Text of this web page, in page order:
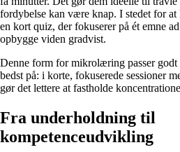
fordybelse kan være knap. I stedet for at
en kort quiz, der fokuserer på ét emne
opbygge viden gradvist.
Denne form for mikrolæring passer
bedst på: i korte, fokuserede sessioner
gør det lettere at fastholde
Fra underholdning til
kompetenceudvikling